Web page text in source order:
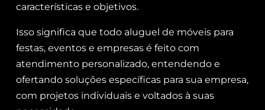
características e objetivos.
Isso significa que todo aluguel de móveis para
festas, eventos e empresas é feito com
atendimento personalizado, entendendo e
ofertando soluções específicas para sua empresa,
com projetos individuais e voltados à suas